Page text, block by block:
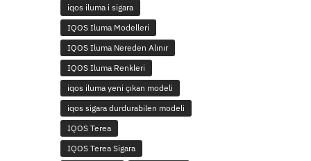
iqos iluma i sigara
IQOS Iluma Modelleri
IQOS Iluma Nereden Alınır
IQOS Iluma Renkleri
iqos iluma yeni çıkan modeli
iqos sigara durdurabilen modeli
IQOS Terea
IQOS Terea Sigara